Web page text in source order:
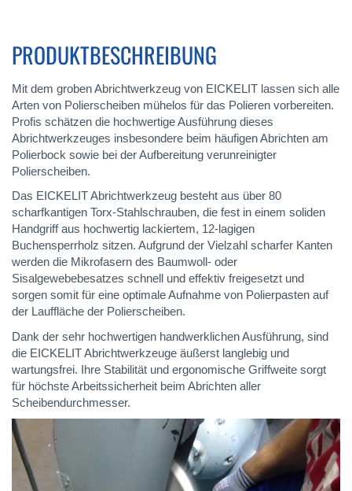
PRODUKTBESCHREIBUNG
Mit dem groben Abrichtwerkzeug von EICKELIT lassen sich alle
Arten von Polierscheiben mühelos für das Polieren vorbereiten.
Profis schätzen die hochwertige Ausführung dieses
Abrichtwerkzeuges insbesondere beim häufigen Abrichten am
Polierbock sowie bei der Aufbereitung verunreinigter
Polierscheiben.
Das EICKELIT Abrichtwerkzeug besteht aus über 80
scharfkantigen Torx-Stahlschrauben, die fest in einem soliden
Handgriff aus hochwertig lackiertem, 12-lagigen
Buchensperrholz sitzen. Aufgrund der Vielzahl scharfer Kanten
werden die Mikrofasern des Baumwoll- oder
Sisalgewebebesatzes schnell und effektiv freigesetzt und
sorgen somit für eine optimale Aufnahme von Polierpasten auf
der Lauffläche der Polierscheiben.
Dank der sehr hochwertigen handwerklichen Ausführung, sind
die EICKELIT Abrichtwerkzeuge äußerst langlebig und
wartungsfrei. Ihre Stabilität und ergonomische Griffweite sorgt
für höchste Arbeitssicherheit beim Abrichten aller
Scheibendurchmesser.